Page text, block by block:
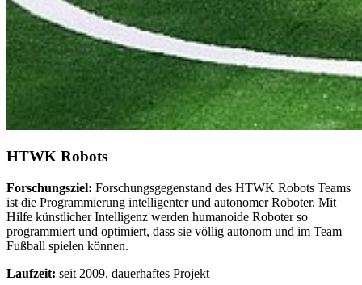
HTWK Robots
Forschungsziel: Forschungsgegenstand des HTWK Robots Teams
ist die Programmierung intelligenter und autonomer Roboter. Mit
Hilfe künstlicher Intelligenz werden humanoide Roboter so
programmiert und optimiert, dass sie völlig autonom und im Team
Fußball spielen können.
Laufzeit: seit 2009, dauerhaftes Projekt